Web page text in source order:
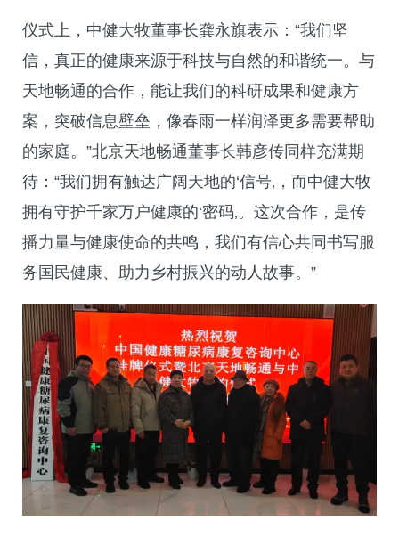
仪式上，中健大牧董事长龚永旗表示：“我们坚
信，真正的健康来源于科技与自然的和谐统一。与
天地畅通的合作，能让我们的科研成果和健康方
案，突破信息壁垒，像春雨一样润泽更多需要帮助
的家庭。”北京天地畅通董事长韩彦传同样充满期
待：“我们拥有触达广阔天地的‘信号‚，而中健大牧
拥有守护千家万户健康的‘密码‚。这次合作，是传
播力量与健康使命的共鸣，我们有信心共同书写服
务国民健康、助力乡村振兴的动人故事。”